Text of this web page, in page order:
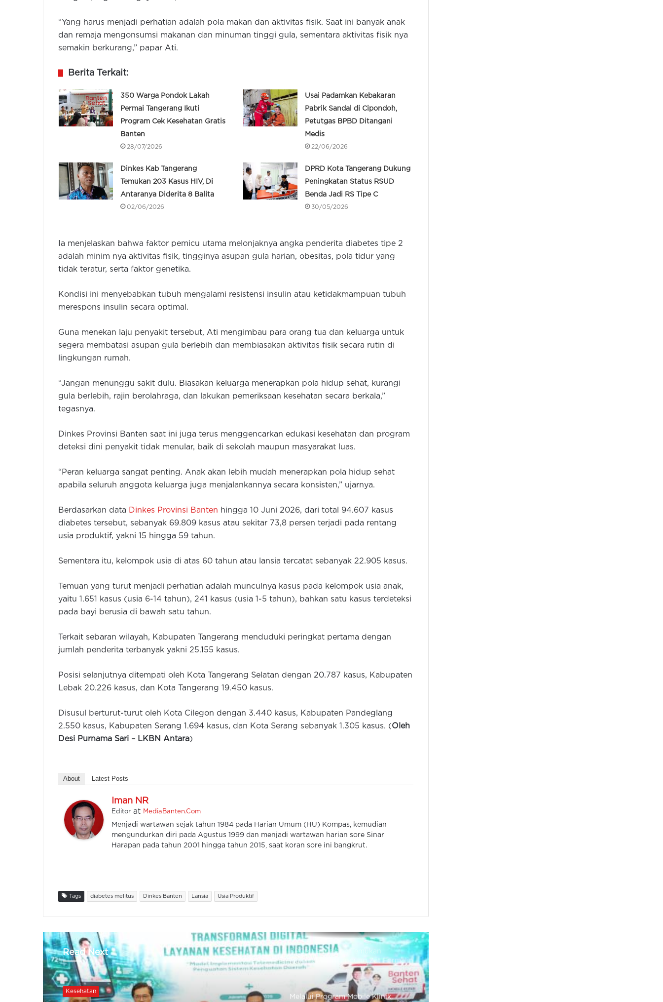
“Yang harus menjadi perhatian adalah pola makan dan aktivitas fisik. Saat ini banyak anak
dan remaja mengonsumsi makanan dan minuman tinggi gula, sementara aktivitas fisik nya
semakin berkurang,” papar Ati.
Berita Terkait:
350 Warga Pondok Lakah
Permai Tangerang Ikuti
Program Cek Kesehatan Gratis
Banten
28/07/2026
Usai Padamkan Kebakaran
Pabrik Sandal di Cipondoh,
Petutgas BPBD Ditangani
Medis
22/06/2026
Dinkes Kab Tangerang
Temukan 203 Kasus HIV, Di
Antaranya Diderita 8 Balita
02/06/2026
DPRD Kota Tangerang Dukung
Peningkatan Status RSUD
Benda Jadi RS Tipe C
30/05/2026
Ia menjelaskan bahwa faktor pemicu utama melonjaknya angka penderita diabetes tipe 2
adalah minim nya aktivitas fisik, tingginya asupan gula harian, obesitas, pola tidur yang
tidak teratur, serta faktor genetika.
Kondisi ini menyebabkan tubuh mengalami resistensi insulin atau ketidakmampuan tubuh
merespons insulin secara optimal.
Guna menekan laju penyakit tersebut, Ati mengimbau para orang tua dan keluarga untuk
segera membatasi asupan gula berlebih dan membiasakan aktivitas fisik secara rutin di
lingkungan rumah.
“Jangan menunggu sakit dulu. Biasakan keluarga menerapkan pola hidup sehat, kurangi
gula berlebih, rajin berolahraga, dan lakukan pemeriksaan kesehatan secara berkala,”
tegasnya.
Dinkes Provinsi Banten saat ini juga terus menggencarkan edukasi kesehatan dan program
deteksi dini penyakit tidak menular, baik di sekolah maupun masyarakat luas.
“Peran keluarga sangat penting. Anak akan lebih mudah menerapkan pola hidup sehat
apabila seluruh anggota keluarga juga menjalankannya secara konsisten,” ujarnya.
Berdasarkan data Dinkes Provinsi Banten hingga 10 Juni 2026, dari total 94.607 kasus
diabetes tersebut, sebanyak 69.809 kasus atau sekitar 73,8 persen terjadi pada rentang
usia produktif, yakni 15 hingga 59 tahun.
Sementara itu, kelompok usia di atas 60 tahun atau lansia tercatat sebanyak 22.905 kasus.
Temuan yang turut menjadi perhatian adalah munculnya kasus pada kelompok usia anak,
yaitu 1.651 kasus (usia 6-14 tahun), 241 kasus (usia 1-5 tahun), bahkan satu kasus terdeteksi
pada bayi berusia di bawah satu tahun.
Terkait sebaran wilayah, Kabupaten Tangerang menduduki peringkat pertama dengan
jumlah penderita terbanyak yakni 25.155 kasus.
Posisi selanjutnya ditempati oleh Kota Tangerang Selatan dengan 20.787 kasus, Kabupaten
Lebak 20.226 kasus, dan Kota Tangerang 19.450 kasus.
Disusul berturut-turut oleh Kota Cilegon dengan 3.440 kasus, Kabupaten Pandeglang
2.550 kasus, Kabupaten Serang 1.694 kasus, dan Kota Serang sebanyak 1.305 kasus. (Oleh
Desi Purnama Sari – LKBN Antara)
About Latest Posts
Iman NR
Editor at MediaBanten.Com
Menjadi wartawan sejak tahun 1984 pada Harian Umum (HU) Kompas, kemudian
mengundurkan diri pada Agustus 1999 dan menjadi wartawan harian sore Sinar
Harapan pada tahun 2001 hingga tahun 2015, saat koran sore ini bangkrut.
Tags diabetes melitus Dinkes Banten Lansia Usia Produktif
Read Next
Kesehatan
Dinkes Lebak Temukan 1.254 Kasus
Tangerang Akan Diberi Imunisasi
Campak
Dinkes Cilegon Optimalkan Deteksi
Makanan Mengandung Zat Formalin
Melalui Program Mobile Klinik,
Pemprov Banten Lakukan
Pemerataan Kesehatan
Sempat Dinonaktifkan, Banten